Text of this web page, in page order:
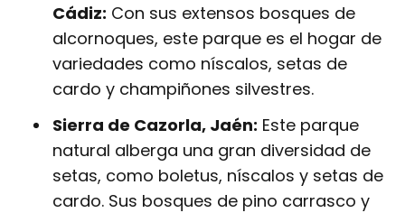
Cádiz: Con sus extensos bosques de
alcornoques, este parque es el hogar de
variedades como níscalos, setas de
cardo y champiñones silvestres.
Sierra de Cazorla, Jaén: Este parque
natural alberga una gran diversidad de
setas, como boletus, níscalos y setas de
cardo. Sus bosques de pino carrasco y